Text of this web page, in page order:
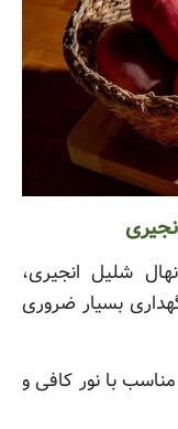
شلیل انجیری،
بسیار ضروری
با نور کافی و